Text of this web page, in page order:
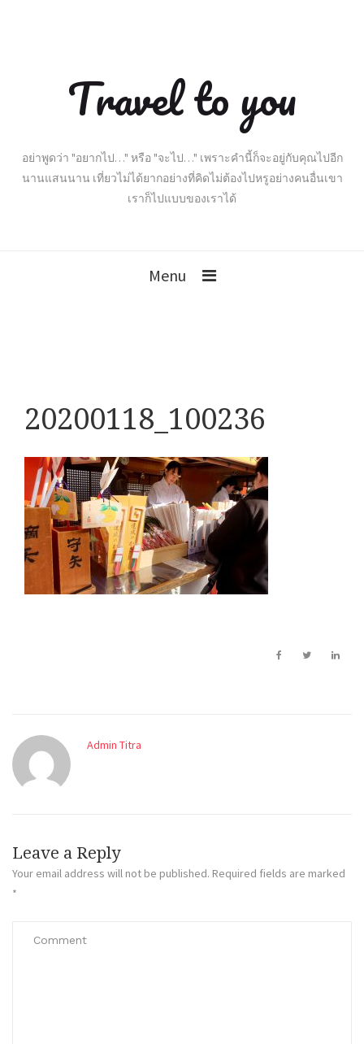
Travel to you
อย่าพูดว่า "อยากไป…" หรือ "จะไป…" เพราะคำนี้ก็จะอยู่กับคุณไปอีก
นานแสนนาน เที่ยวไม่ได้ยากอย่างที่คิดไม่ต้องไปหรูอย่างคนอื่นเขา
เราก็ไปแบบของเราได้
Menu
20200118_100236
Admin Titra
Leave a Reply
Your email address will not be published. Required fields are marked
*